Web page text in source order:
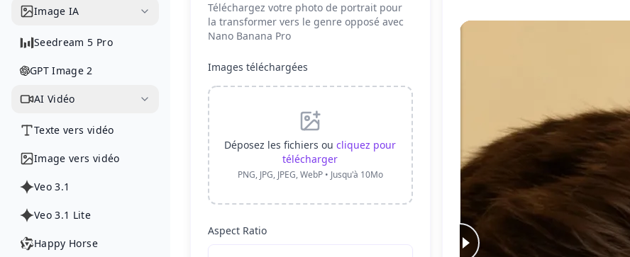
Image IA
Seedream 5 Pro
GPT Image 2
AI Vidéo
Texte vers vidéo
Image vers vidéo
Veo 3.1
Veo 3.1 Lite
Happy Horse
Téléchargez votre photo de portrait pour
la transformer vers le genre opposé avec
Nano Banana Pro
Images téléchargées
Déposez les fichiers ou cliquez pour
télécharger
PNG, JPG, JPEG, WebP • Jusqu'à 10Mo
Aspect Ratio